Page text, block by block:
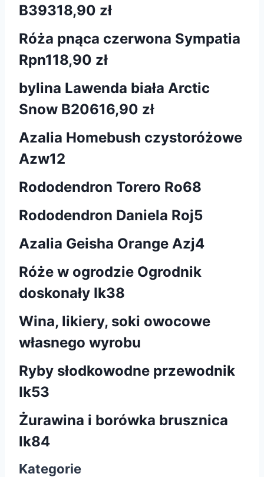
B39318,90 zł
Róża pnąca czerwona Sympatia
Rpn118,90 zł
bylina Lawenda biała Arctic
Snow B20616,90 zł
Azalia Homebush czystoróżowe
Azw12
Rododendron Torero Ro68
Rododendron Daniela Roj5
Azalia Geisha Orange Azj4
Róże w ogrodzie Ogrodnik
doskonały Ik38
Wina, likiery, soki owocowe
własnego wyrobu
Ryby słodkowodne przewodnik
Ik53
Żurawina i borówka brusznica
lk84
Kategorie